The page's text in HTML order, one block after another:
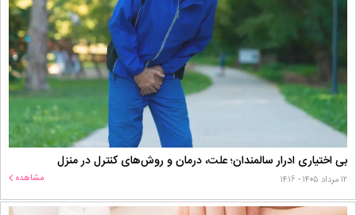
بی اختیاری ادرار سالمندان؛ علت، درمان و روش‌های کنترل در منزل
۱۲ مرداد ۱۴۰۵ - ۱۴:۱۶ مشاهده